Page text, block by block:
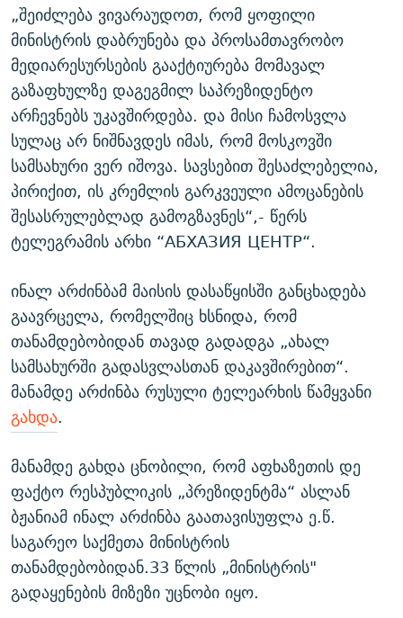
„შეიძლება ვივარაუდოთ, რომ ყოფილი
მინისტრის დაბრუნება და პროსამთავრობო
მედიარესურსების გააქტიურება მომავალ
გაზაფხულზე დაგეგმილ საპრეზიდენტო
არჩევნებს უკავშირდება. და მისი ჩამოსვლა
სულაც არ ნიშნავდეს იმას, რომ მოსკოვში
სამსახური ვერ იშოვა. სავსებით შესაძლებელია,
პირიქით, ის კრემლის გარკვეული ამოცანების
შესასრულებლად გამოგზავნეს“,- წერს
ტელეგრამის არხი “АБХАЗИЯ ЦЕНТР“.
ინალ არძინბამ მაისის დასაწყისში განცხადება
გაავრცელა, რომელშიც ხსნიდა, რომ
თანამდებობიდან თავად გადადგა „ახალ
სამსახურში გადასვლასთან დაკავშირებით“.
მანამდე არძინბა რუსული ტელეარხის წამყვანი
გახდა.
მანამდე გახდა ცნობილი, რომ აფხაზეთის დე
ფაქტო რესპუბლიკის „პრეზიდენტმა“ ასლან
ბჟანიამ ინალ არძინბა გაათავისუფლა ე.წ.
საგარეო საქმეთა მინისტრის
თანამდებობიდან.33 წლის „მინისტრის"
გადაყენების მიზეზი უცნობი იყო.